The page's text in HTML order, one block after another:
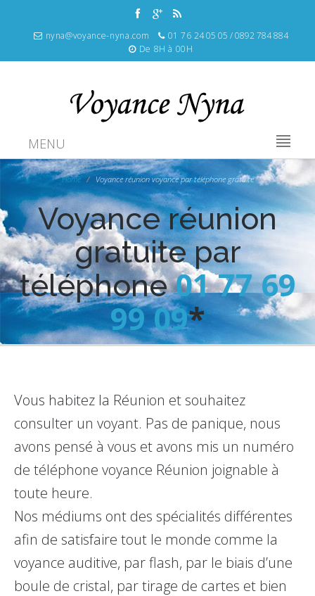
nyna@voyance-nyna.com
01 76 24 05 05 / 0892 784 884
De 8H à 00H
MENU
Home Voyance réunion voyance par téléphone gratuite
Voyance réunion
gratuite par
téléphone01 77 69
99 09*
Vous habitez la Réunion et souhaitez
consulter un voyant. Pas de panique, nous
avons pensé à vous et avons mis un numéro
de téléphone voyance Réunion joignable à
toute heure.
Nos médiums ont des spécialités différentes
afin de satisfaire tout le monde comme la
voyance auditive, par flash, par le biais d’une
boule de cristal, par tirage de cartes et bien